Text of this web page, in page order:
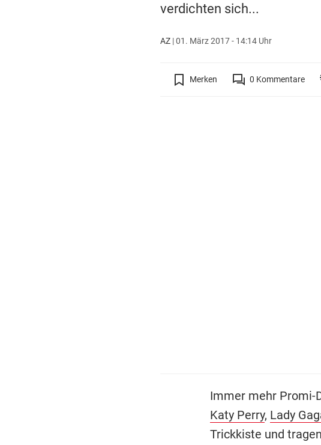
verdichten sich...
AZ|01. März 2017 - 14:14 Uhr
Merken 0 Kommentare
Immer mehr Promi-
Katy Perry, Lady
Trickkiste und